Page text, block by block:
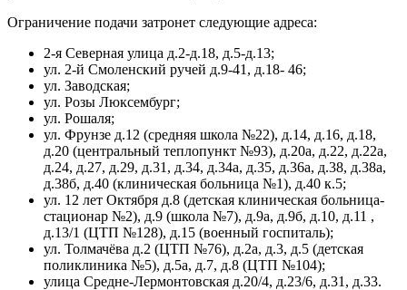
Ограничение подачи затронет следующие адреса:
2-я Северная улица д.2-д.18, д.5-д.13;
ул. 2-й Смоленский ручей д.9-41, д.18- 46;
ул. Заводская;
ул. Розы Люксембург;
ул. Рошаля;
ул. Фрунзе д.12 (средняя школа №22), д.14, д.16, д.18,
д.20 (центральный теплопункт №93), д.20а, д.22, д.22а,
д.24, д.27, д.29, д.31, д.34, д.34а, д.35, д.36а, д.38, д.38а,
д.38б, д.40 (клиническая больница №1), д.40 к.5;
ул. 12 лет Октября д.8 (детская клиническая больница-
стационар №2), д.9 (школа №7), д.9а, д.9б, д.10, д.11 ,
д.13/1 (ЦТП №128), д.15 (военный госпиталь);
ул. Толмачёва д.2 (ЦТП №76), д.2а, д.3, д.5 (детская
поликлиника №5), д.5а, д.7, д.8 (ЦТП №104);
улица Средне-Лермонтовская д.20/4, д.23/6, д.31, д.33.